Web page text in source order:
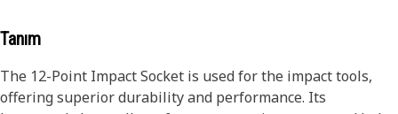
Tanım
The 12-Point Impact Socket is used for the impact tools,
offering superior durability and performance. Its